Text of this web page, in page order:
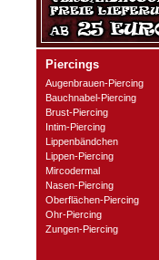
Piercings
Augenbrauen-Piercing
Bauchnabel-Piercing
Brust-Piercing
Intim-Piercing
Lippenbändchen
Lippen-Piercing
Mircodermal
Nasen-Piercing
Oberflächen-Piercing
Ohr-Piercing
Zungen-Piercing